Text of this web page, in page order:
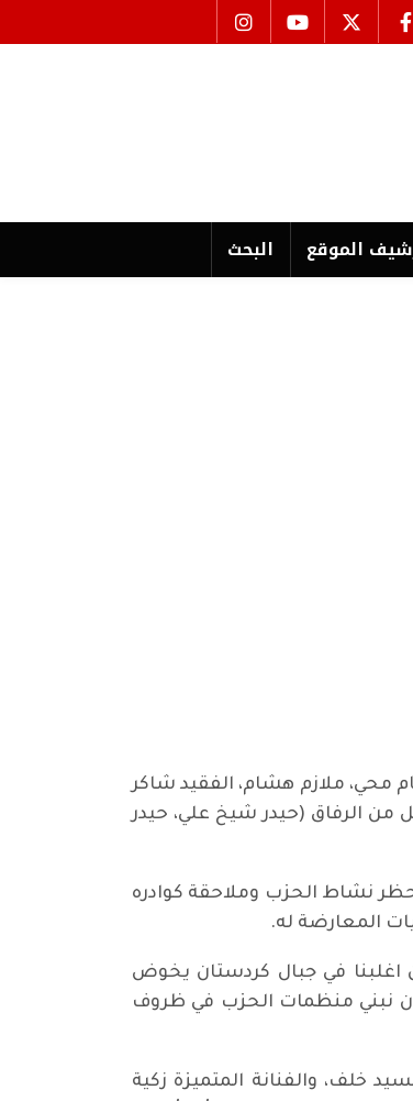
الموقع البحث
عشرة شيوعيين (فارس كريم، بسام محي، ملازم هشام، الفقيد شاكر
من الرفاق (حيدر شيخ علي، حيدر
نشاط الحزب وملاحقة كوادره
المعارضة له.
اغلبنا في جبال كردستان يخوض
ان نبني منظمات الحزب في ظروف
خلف، والفنانة المتميزة زكية